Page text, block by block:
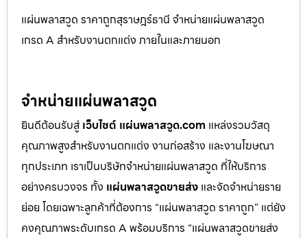
แผ่นพลาสวูด ราคาถูกสุราษฎร์ธานี จำหน่ายแผ่นพลาสวูด
เกรด A สำหรับงานตกแต่ง ภายในและภายนอก
จำหน่ายแผ่นพลาสวูด
ยินดีต้อนรับสู่ เว็บไซต์ แผ่นพลาสวูด.com แหล่งรวมวัสดุ
คุณภาพสูงสำหรับงานตกแต่ง งานก่อสร้าง และงานโฆษณา
ทุกประเภท เราเป็นบริษัทจำหน่ายแผ่นพลาสวูด ที่ให้บริการ
อย่างครบวงจร ทั้ง แผ่นพลาสวูดขายส่ง และจัดจำหน่ายราย
ย่อย โดยเฉพาะลูกค้าที่ต้องการ “แผ่นพลาสวูด ราคาถูก” แต่ยัง
คงคุณภาพระดับเกรด A พร้อมบริการ “แผ่นพลาสวูดขายส่ง